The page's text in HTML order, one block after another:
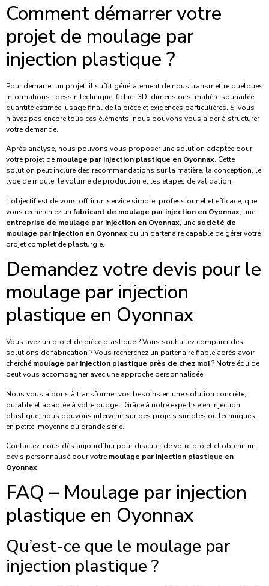
Comment démarrer votre
projet de moulage par
injection plastique ?
Pour démarrer un projet, il suffit généralement de nous transmettre quelques
informations : dessin technique, fichier 3D, dimensions, matière souhaitée,
quantité estimée, usage final de la pièce et exigences particulières. Si vous
n’avez pas encore tous ces éléments, nous pouvons vous aider à structurer
votre demande.
Après analyse, nous pouvons vous proposer une solution adaptée pour
votre projet de moulage par injection plastique en Oyonnax. Cette
solution peut inclure des recommandations sur la matière, la conception, le
type de moule, le volume de production et les étapes de validation.
L’objectif est de vous offrir un service simple, professionnel et efficace, que
vous recherchiez unfabricant de moulage par injection en Oyonnax, une
entreprise de moulage par injection en Oyonnax, une société de
moulage par injection en Oyonnax ou un partenaire capable de gérer votre
projet complet de plasturgie.
Demandez votre devis pour le
moulage par injection
plastique en Oyonnax
Vous avez un projet de pièce plastique ? Vous souhaitez comparer des
solutions de fabrication ? Vous recherchez un partenaire fiable après avoir
cherché moulage par injection plastique près de chez moi? Notre équipe
peut vous accompagner avec une approche personnalisée.
Nous vous aidons à transformer vos besoins en une solution concrète,
durable et adaptée à votre budget. Grâce à notre expertise en injection
plastique, nous pouvons intervenir sur des projets simples ou techniques,
en petite, moyenne ou grande série.
Contactez-nous dès aujourd’hui pour discuter de votre projet et obtenir un
devis personnalisé pour votre moulage par injection plastique en
Oyonnax.
FAQ – Moulage par injection
plastique en Oyonnax
Qu’est-ce que le moulage par
injection plastique ?